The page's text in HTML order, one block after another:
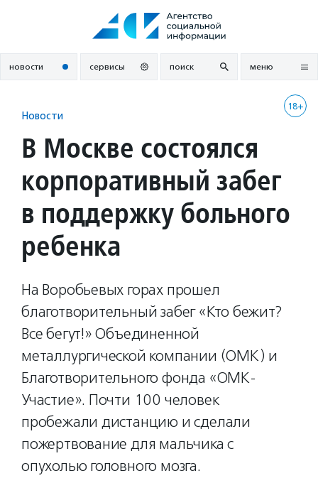
новости сервисы поиск меню
18+
Новости
В Москве состоялся
корпоративный забег
в поддержку больного
ребенка
На Воробьевых горах прошел
благотворительный забег «Кто бежит?
Все бегут!» Объединенной
металлургической компании (ОМК) и
Благотворительного фонда «ОМК-
Участие». Почти 100 человек
пробежали дистанцию и сделали
пожертвование для мальчика с
опухолью головного мозга.